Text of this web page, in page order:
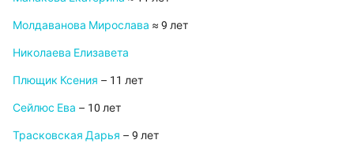
Молдаванова Мирослава ≈ 9 лет
Николаева Елизавета
Плющик Ксения – 11 лет
Сейлюс Ева – 10 лет
Трасковская Дарья – 9 лет